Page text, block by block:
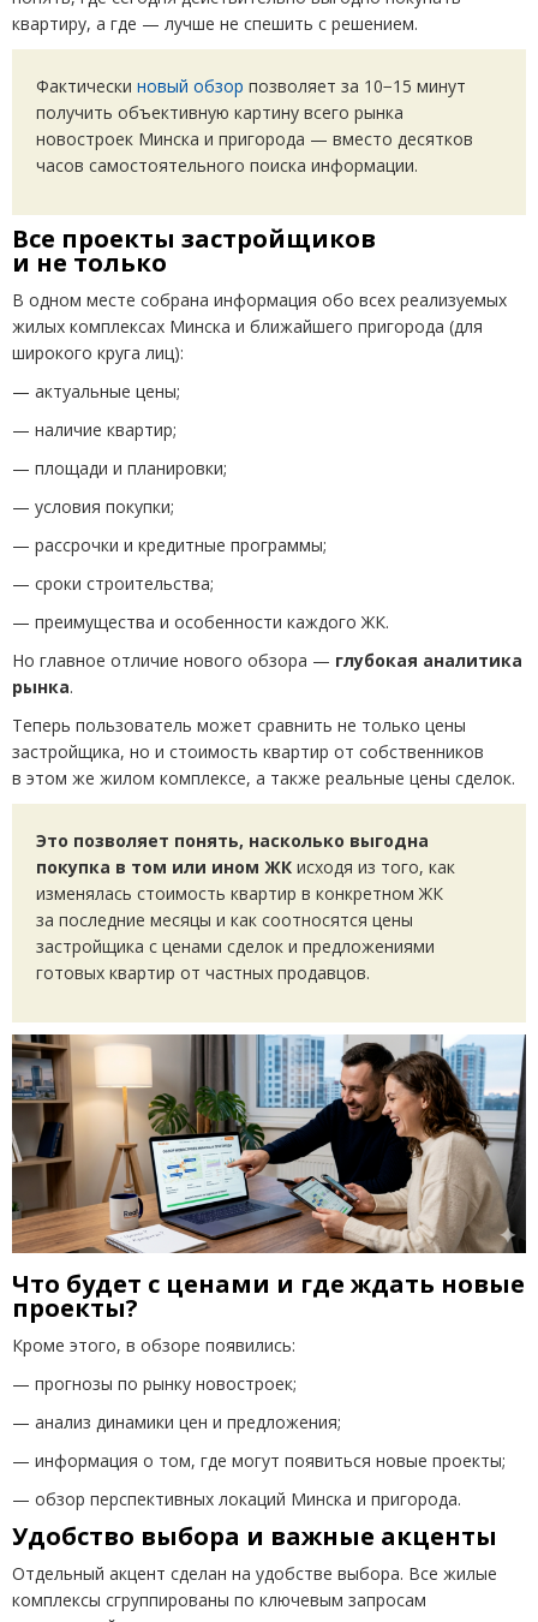
квартиру, а где — лучше не спешить с решением.
Фактически новый обзор позволяет за 10−15 минут
получить объективную картину всего рынка
новостроек Минска и пригорода — вместо десятков
часов самостоятельного поиска информации.
Все проекты застройщиков
и не только
В одном месте собрана информация обо всех реализуемых
жилых комплексах Минска и ближайшего пригорода (для
широкого круга лиц):
— актуальные цены;
— наличие квартир;
— площади и планировки;
— условия покупки;
— рассрочки и кредитные программы;
— сроки строительства;
— преимущества и особенности каждого ЖК.
Но главное отличие нового обзора — глубокая аналитика
рынка.
Теперь пользователь может сравнить не только цены
застройщика, но и стоимость квартир от собственников
в этом же жилом комплексе, а также реальные цены сделок.
Это позволяет понять, насколько выгодна
покупка в том или ином ЖК исходя из того, как
изменялась стоимость квартир в конкретном ЖК
за последние месяцы и как соотносятся цены
застройщика с ценами сделок и предложениями
готовых квартир от частных продавцов.
Что будет с ценами и где ждать новые
проекты?
Кроме этого, в обзоре появились:
— прогнозы по рынку новостроек;
— анализ динамики цен и предложения;
— информация о том, где могут появиться новые проекты;
— обзор перспективных локаций Минска и пригорода.
Удобство выбора и важные акценты
Отдельный акцент сделан на удобстве выбора. Все жилые
комплексы сгруппированы по ключевым запросам